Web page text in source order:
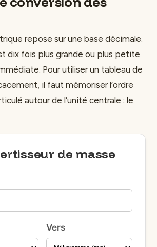
repose sur une base décimale.
dix fois plus grande ou plus petite
Pour utiliser un tableau de
il faut mémoriser l’ordre
autour de l’unité centrale : le
de masse
Vers